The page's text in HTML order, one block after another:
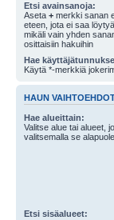
Etsi avainsanoja:
Aseta + merkki sanan
eteen, jota ei saa
mikäli vain yhden
osittaisiin hakuihin
Hae
Käytä *-merkkiä
HAUN
Hae alueittain:
Valitse alue tai alueet,
valitsemalla se
Etsi sisäalueet: